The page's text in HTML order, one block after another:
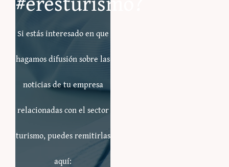
Si estás interesado en que
hagamos difusión sobre las
noticias de tu empresa
relacionadas con el sector
turismo, puedes remitirlas
aquí: